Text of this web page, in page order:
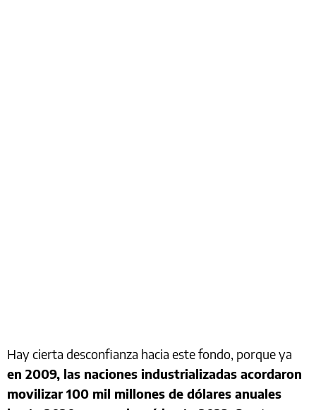
Hay cierta desconfianza hacia este fondo, porque ya
en 2009, las naciones industrializadas acordaron
movilizar 100 mil millones de dólares anuales